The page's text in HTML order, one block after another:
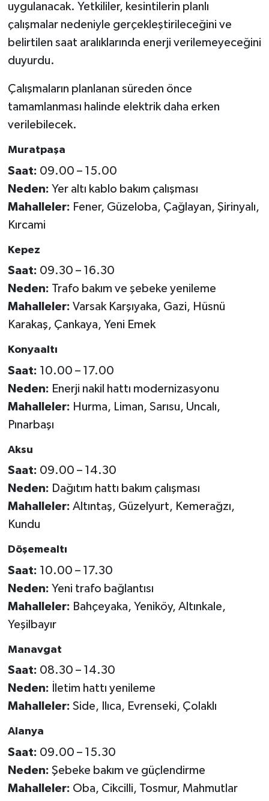
uygulanacak. Yetkililer, kesintilerin planlı
çalışmalar nedeniyle gerçekleştirileceğini ve
belirtilen saat aralıklarında enerji verilemeyeceğini
duyurdu.
Çalışmaların planlanan süreden önce
tamamlanması halinde elektrik daha erken
verilebilecek.
Muratpaşa
Saat: 09.00 – 15.00
Neden: Yer altı kablo bakım çalışması
Mahalleler: Fener, Güzeloba, Çağlayan, Şirinyalı,
Kırcami
Kepez
Saat: 09.30 – 16.30
Neden: Trafo bakım ve şebeke yenileme
Mahalleler: Varsak Karşıyaka, Gazi, Hüsnü
Karakaş, Çankaya, Yeni Emek
Konyaaltı
Saat: 10.00 – 17.00
Neden: Enerji nakil hattı modernizasyonu
Mahalleler: Hurma, Liman, Sarısu, Uncalı,
Pınarbaşı
Aksu
Saat: 09.00 – 14.30
Neden: Dağıtım hattı bakım çalışması
Mahalleler: Altıntaş, Güzelyurt, Kemerağzı,
Kundu
Döşemealtı
Saat: 10.00 – 17.30
Neden: Yeni trafo bağlantısı
Mahalleler: Bahçeyaka, Yeniköy, Altınkale,
Yeşilbayır
Manavgat
Saat: 08.30 – 14.30
Neden: İletim hattı yenileme
Mahalleler: Side, Ilıca, Evrenseki, Çolaklı
Alanya
Saat: 09.00 – 15.30
Neden: Şebeke bakım ve güçlendirme
Mahalleler: Oba, Cikcilli, Tosmur, Mahmutlar